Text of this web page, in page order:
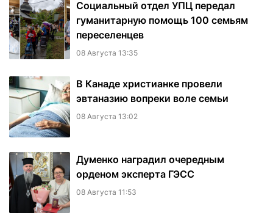
Социальный отдел УПЦ передал
гуманитарную помощь 100 семьям
переселенцев
08 Августа 13:35
В Канаде христианке провели
эвтаназию вопреки воле семьи
08 Августа 13:02
Думенко наградил очередным
орденом эксперта ГЭСС
08 Августа 11:53